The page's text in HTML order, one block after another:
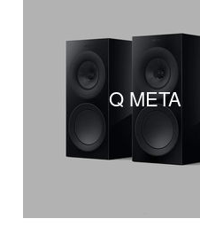
Q META